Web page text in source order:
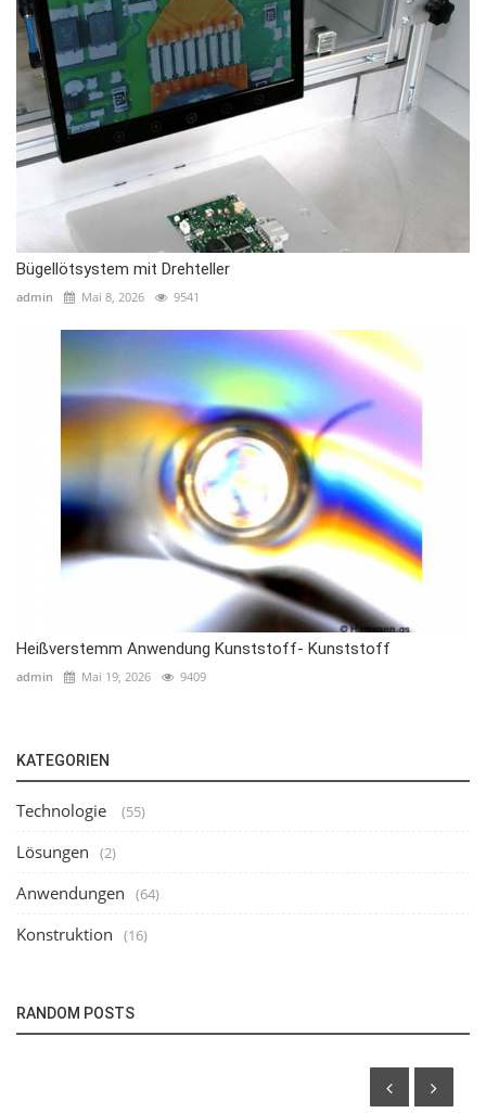
Bügellötsystem mit Drehteller
admin Mai 8, 2026 9541
Heißverstemm Anwendung Kunststoff- Kunststoff
admin Mai 19, 2026 9409
KATEGORIEN
Technologie (55)
Lösungen (2)
Anwendungen (64)
Konstruktion (16)
RANDOM POSTS